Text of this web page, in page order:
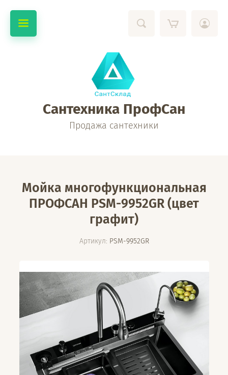
Сантехника ПрофСан
Продажа сантехники
Мойка многофункциональная
ПРОФСАН PSM-9952GR (цвет
графит)
Артикул: PSM-9952GR